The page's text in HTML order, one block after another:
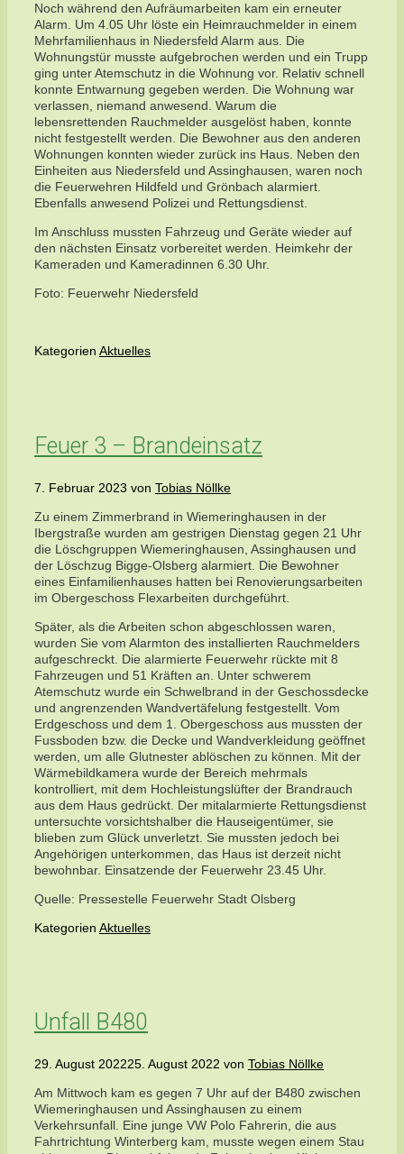
Noch während den Aufräumarbeiten kam ein erneuter
Alarm. Um 4.05 Uhr löste ein Heimrauchmelder in einem
Mehrfamilienhaus in Niedersfeld Alarm aus. Die
Wohnungstür musste aufgebrochen werden und ein Trupp
ging unter Atemschutz in die Wohnung vor. Relativ schnell
konnte Entwarnung gegeben werden. Die Wohnung war
verlassen, niemand anwesend. Warum die
lebensrettenden Rauchmelder ausgelöst haben, konnte
nicht festgestellt werden. Die Bewohner aus den anderen
Wohnungen konnten wieder zurück ins Haus. Neben den
Einheiten aus Niedersfeld und Assinghausen, waren noch
die Feuerwehren Hildfeld und Grönbach alarmiert.
Ebenfalls anwesend Polizei und Rettungsdienst.
Im Anschluss mussten Fahrzeug und Geräte wieder auf
den nächsten Einsatz vorbereitet werden. Heimkehr der
Kameraden und Kameradinnen 6.30 Uhr.
Foto: Feuerwehr Niedersfeld
Kategorien Aktuelles
Feuer 3 – Brandeinsatz
7. Februar 2023 von Tobias Nöllke
Zu einem Zimmerbrand in Wiemeringhausen in der
Ibergstraße wurden am gestrigen Dienstag gegen 21 Uhr
die Löschgruppen Wiemeringhausen, Assinghausen und
der Löschzug Bigge-Olsberg alarmiert. Die Bewohner
eines Einfamilienhauses hatten bei Renovierungsarbeiten
im Obergeschoss Flexarbeiten durchgeführt.
Später, als die Arbeiten schon abgeschlossen waren,
wurden Sie vom Alarmton des installierten Rauchmelders
aufgeschreckt. Die alarmierte Feuerwehr rückte mit 8
Fahrzeugen und 51 Kräften an. Unter schwerem
Atemschutz wurde ein Schwelbrand in der Geschossdecke
und angrenzenden Wandvertäfelung festgestellt. Vom
Erdgeschoss und dem 1. Obergeschoss aus mussten der
Fussboden bzw. die Decke und Wandverkleidung geöffnet
werden, um alle Glutnester ablöschen zu können. Mit der
Wärmebildkamera wurde der Bereich mehrmals
kontrolliert, mit dem Hochleistungslüfter der Brandrauch
aus dem Haus gedrückt. Der mitalarmierte Rettungsdienst
untersuchte vorsichtshalber die Hauseigentümer, sie
blieben zum Glück unverletzt. Sie mussten jedoch bei
Angehörigen unterkommen, das Haus ist derzeit nicht
bewohnbar. Einsatzende der Feuerwehr 23.45 Uhr.
Quelle: Pressestelle Feuerwehr Stadt Olsberg
Kategorien Aktuelles
Unfall B480
29. August 202225. August 2022 von Tobias Nöllke
Am Mittwoch kam es gegen 7 Uhr auf der B480 zwischen
Wiemeringhausen und Assinghausen zu einem
Verkehrsunfall. Eine junge VW Polo Fahrerin, die aus
Fahrtrichtung Winterberg kam, musste wegen einem Stau